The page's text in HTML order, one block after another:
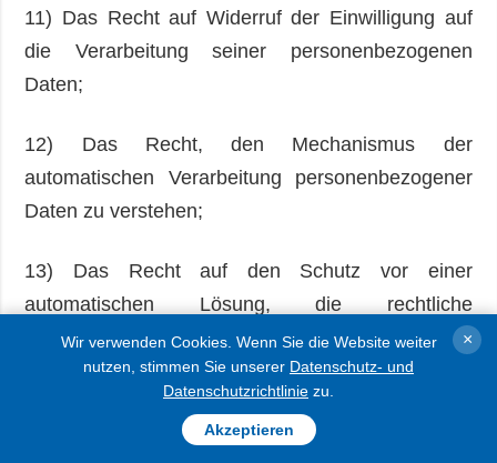
11) Das Recht auf Widerruf der Einwilligung auf
die Verarbeitung seiner personenbezogenen
Daten;
12) Das Recht, den Mechanismus der
automatischen Verarbeitung personenbezogener
Daten zu verstehen;
13) Das Recht auf den Schutz vor einer
automatischen Lösung, die rechtliche
Konsequenzen für ihn hat.
Für die Aktualisierung, Berichtigung, Löschung
oder das Blockieren Ihrer personenbezogenen
Wir verwenden Cookies. Wenn Sie die Website weiter
nutzen, stimmen Sie unserer Datenschutz- und
Datenschutzrichtlinie zu.
Akzeptieren
×